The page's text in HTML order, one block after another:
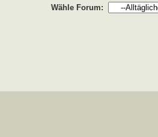
Wähle Forum: